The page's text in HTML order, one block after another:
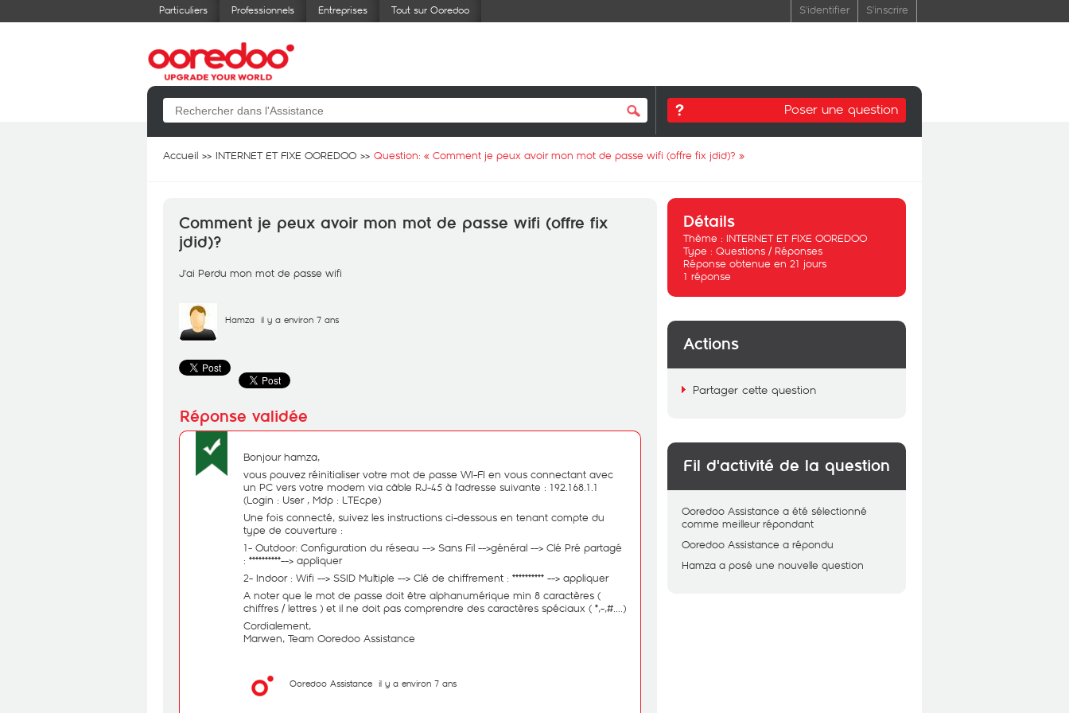
Particuliers Professionnels Entreprises Tout sur Ooredoo S'identifier S'inscrire
Poser une question
Accueil INTERNET ET FIXE OOREDOO Question: « Comment je peux avoir mon mot de passe wifi (offre fix jdid)? »
Comment je peux avoir mon mot de passe wifi (offre fix
jdid)?
J'ai Perdu mon mot de passe wifi
Hamza il y a environ 7 ans
Bonjour hamza,
vous pouvez réinitialiser votre mot de passe WI-FI en vous connectant avec
un PC vers votre modem via câble RJ-45 à l'adresse suivante : 192.168.1.1
(Login : User , Mdp : LTEcpe)
Une fois connecté, suivez les instructions ci-dessous en tenant compte du
type de couverture :
1- Outdoor: Configuration du réseau --> Sans Fil -->général --> Clé Pré partagé
: **********--> appliquer
2- Indoor : Wifi --> SSID Multiple --> Clé de chiffrement : ********** --> appliquer
A noter que le mot de passe doit être alphanumérique min 8 caractères (
chiffres / lettres ) et il ne doit pas comprendre des caractères spéciaux ( *,-,#....)
Cordialement,
Marwen, Team Ooredoo Assistance
Ooredoo Assistance il y a environ 7 ans
Détails
Thème : INTERNET ET FIXE OOREDOO
Type : Questions / Réponses
Réponse obtenue en 21 jours
1 réponse
Actions
Partager cette question
Fil d'activité de la question
Ooredoo Assistance a été sélectionné
comme meilleur répondant
Ooredoo Assistance a répondu
Hamza a posé une nouvelle question